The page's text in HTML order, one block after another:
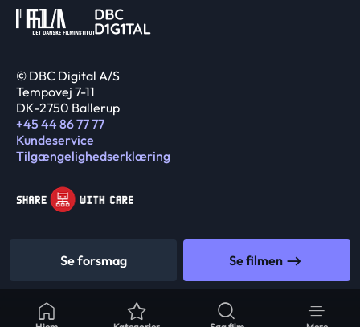
Se forsmag Se filmen
© DBC Digital A/S
Tempovej 7-11
DK-2750 Ballerup
+45 44 86 77 77
Kundeservice
Tilgængelighedserklæring